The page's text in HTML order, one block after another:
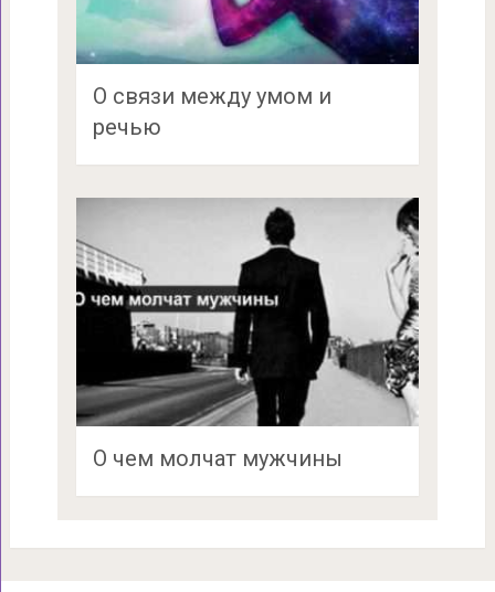
О связи между умом и
речью
О чем молчат мужчины